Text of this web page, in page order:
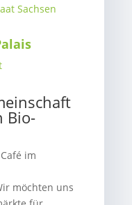
Bio-
im
möchten uns